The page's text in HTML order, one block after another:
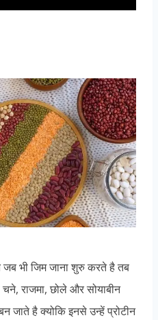
जब भी जिम जाना शुरु करते है तब
राजमा, छोले और सोयाबीन
जाते है क्योकि इनसे उन्हें प्रोटीन